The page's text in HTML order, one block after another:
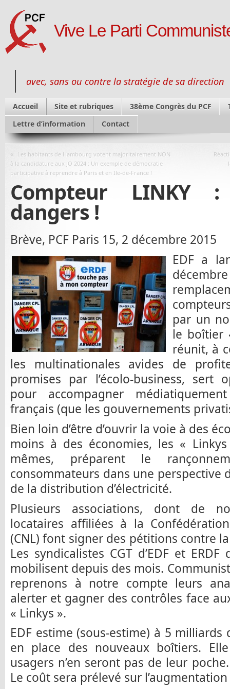
Vive Le Parti
avec, sans ou contre la stratégie de sa direction
Accueil Site et rubriques 38ème Congrès du PCF
Lettre d’information
Contact
« Les habitants de Hambourg votent majoritairement NON
à la candidature aux JO 2024 : Un exemple de démocratie
participative à reprendre à Paris et en Ile-de-France !
Compteur LINKY
dangers !
Brève, PCF Paris 15, 2 décembre 2015
EDF a
par un
le boîtier
réunit, à
les multinationales avides de
promises par l’écolo-business, sert
pour accompagner
français (que les gouvernements
Bien loin d’être d’ouvrir la voie à des
moins à des économies, les «
mêmes, préparent le
consommateurs dans une perspective
de la distribution d’électricité.
Plusieurs associations, dont de
locataires affiliées à la
(CNL) font signer des pétitions contre
Les syndicalistes CGT d’EDF et
mobilisent depuis des mois.
reprenons à notre compte leurs
alerter et gagner des contrôles face
« Linkys ».
EDF estime (sous-estime) à 5 milliards
en place des nouveaux boîtiers.
usagers n’en seront pas de leur
Le coût sera prélevé sur